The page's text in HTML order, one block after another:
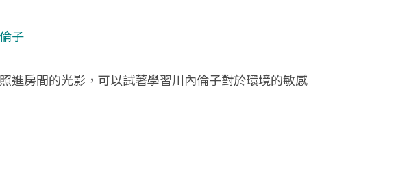
子
進房間的光影，可以試著學習川內倫子對於環境的敏感